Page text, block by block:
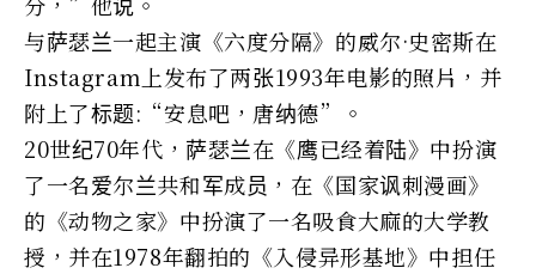
与萨瑟兰一起主演《六度分隔》的威尔·史密斯在
Instagram上发布了两张1993年电影的照片，并
附上了标题:“安息吧，唐纳德”。
20世纪70年代，萨瑟兰在《鹰已经着陆》中扮演
了一名爱尔兰共和军成员，在《国家讽刺漫画》
的《动物之家》中扮演了一名吸食大麻的大学教
授，并在1978年翻拍的《入侵异形基地》中担任